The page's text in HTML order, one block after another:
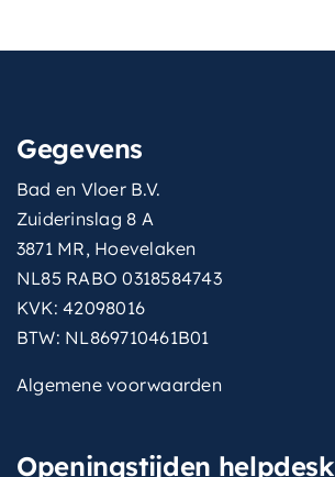
Gegevens
Bad en Vloer B.V.
Zuiderinslag 8 A
3871 MR, Hoevelaken
NL85 RABO 0318584743
KVK: 42098016
BTW: NL869710461B01
Algemene voorwaarden
Openingstijden helpdesk